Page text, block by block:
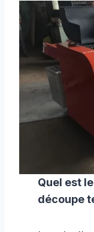
Quel est
découpe